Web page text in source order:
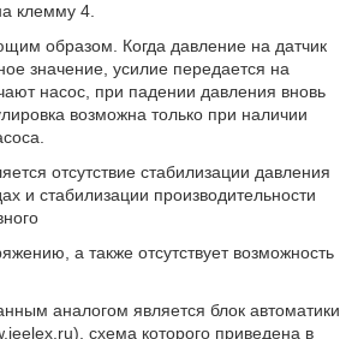
клемму 4.
образом. Когда давление на датчик
значение, усилие передается на
насос, при падении давления вновь
возможна только при наличии
отсутствие стабилизации давления
и стабилизации производительности
а также отсутствует возможность
аналогом является блок автоматики
схема которого приведена в